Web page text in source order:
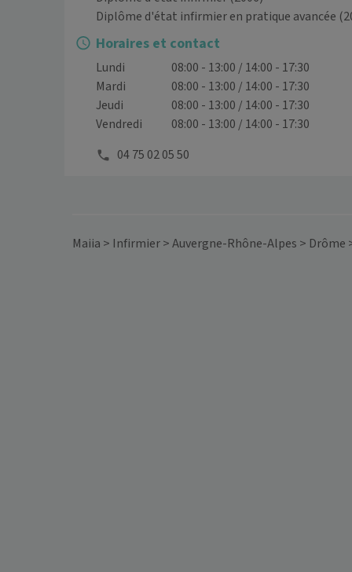
Diplôme d'état infirmier en pratique avancée
Horaires et contact
Lundi
08:00 - 13:00 / 14:00 - 17:30
Mardi
08:00 - 13:00 / 14:00 - 17:30
Jeudi
08:00 - 13:00 / 14:00 - 17:30
Vendredi
08:00 - 13:00 / 14:00 - 17:30
04 75 02 05 50
Maiia > Infirmier>Auvergne-Rhône-Alpes > Drôme